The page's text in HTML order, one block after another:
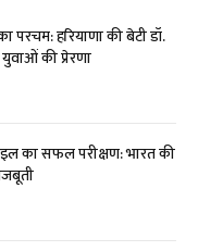
परचम: हरियाणा की बेटी डॉ.
की प्रेरणा
का सफल परीक्षण: भारत की